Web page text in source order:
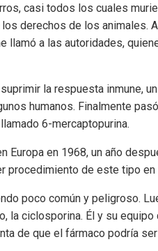
casi todos los cuales
derechos de los animales.
llamó a las autoridades,
la respuesta inmune,
humanos. Finalmente
6-mercaptopurina.
en 1968, un año
procedimiento de este tipo en
poco común y peligroso.
la ciclosporina. Él y su
de que el fármaco podría